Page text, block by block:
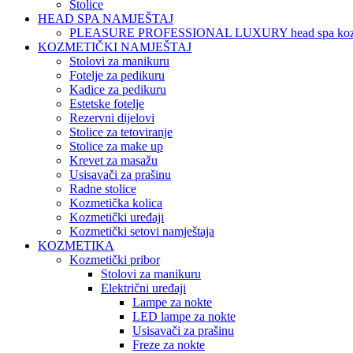
Stolice
HEAD SPA NAMJEŠTAJ
PLEASURE PROFESSIONAL LUXURY head spa
KOZMETIČKI NAMJEŠTAJ
Stolovi za manikuru
Fotelje za pedikuru
Kadice za pedikuru
Estetske fotelje
Rezervni dijelovi
Stolice za tetoviranje
Stolice za make up
Krevet za masažu
Usisavači za prašinu
Radne stolice
Kozmetička kolica
Kozmetički uređaji
Kozmetički setovi namještaja
KOZMETIKA
Kozmetički pribor
Stolovi za manikuru
Električni uređaji
Lampe za nokte
LED lampe za nokte
Usisavači za prašinu
Freze za nokte